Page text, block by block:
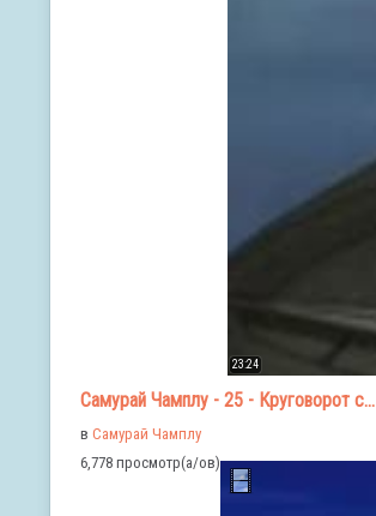
23:24
Самурай Чамплу - 25 - Круговорот с...
в Самурай Чамплу
6,778 просмотр(а/ов)